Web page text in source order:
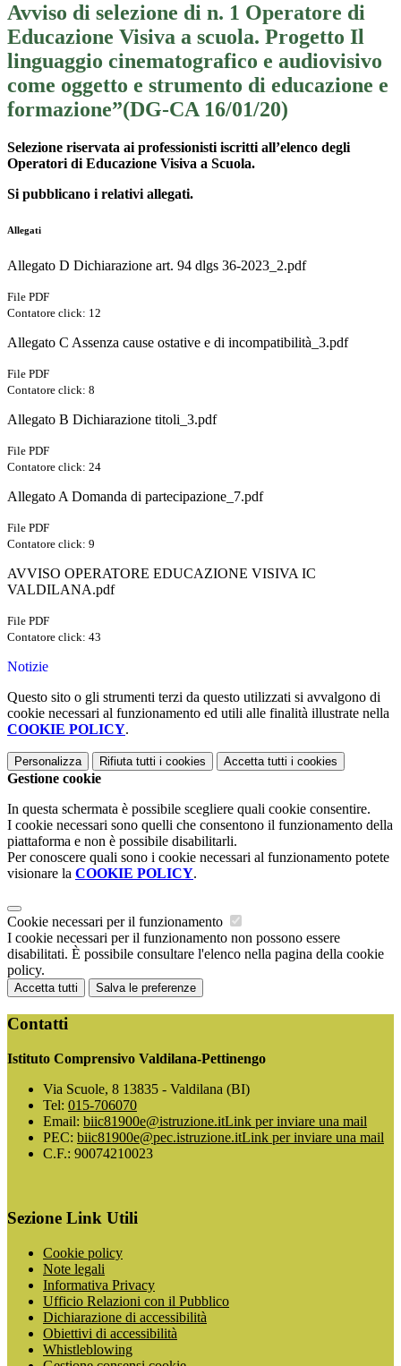
Avviso di selezione di n. 1 Operatore di
Educazione Visiva a scuola. Progetto Il
linguaggio cinematografico e audiovisivo
come oggetto e strumento di educazione e
formazione”(DG-CA 16/01/20)
Selezione riservata ai professionisti iscritti all’elenco degli
Operatori di Educazione Visiva a Scuola.
Si pubblicano i relativi allegati.
Allegati
Allegato D Dichiarazione art. 94 dlgs 36-2023_2.pdf
File PDF
Contatore click: 12
Allegato C Assenza cause ostative e di incompatibilità_3.pdf
File PDF
Contatore click: 8
Allegato B Dichiarazione titoli_3.pdf
File PDF
Contatore click: 24
Allegato A Domanda di partecipazione_7.pdf
File PDF
Contatore click: 9
AVVISO OPERATORE EDUCAZIONE VISIVA IC
VALDILANA.pdf
File PDF
Contatore click: 43
Notizie
Questo sito o gli strumenti terzi da questo utilizzati si avvalgono di
cookie necessari al funzionamento ed utili alle finalità illustrate nella
COOKIE POLICY.
Personalizza Rifiuta tutti i cookies Accetta tutti i cookies
Gestione cookie
In questa schermata è possibile scegliere quali cookie consentire.
I cookie necessari sono quelli che consentono il funzionamento della
piattaforma e non è possibile disabilitarli.
Per conoscere quali sono i cookie necessari al funzionamento potete
visionare la COOKIE POLICY.
Cookie necessari per il funzionamento
I cookie necessari per il funzionamento non possono essere
disabilitati. È possibile consultare l'elenco nella pagina della cookie
policy.
Accetta tutti Salva le preferenze
Contatti
Istituto Comprensivo Valdilana-Pettinengo
Via Scuole, 8 13835 - Valdilana (BI)
Tel: 015-706070
Email: biic81900e@istruzione.itLink per inviare una mail
PEC: biic81900e@pec.istruzione.itLink per inviare una mail
C.F.: 90074210023
Sezione Link Utili
Cookie policy
Note legali
Informativa Privacy
Ufficio Relazioni con il Pubblico
Dichiarazione di accessibilità
Obiettivi di accessibilità
Whistleblowing